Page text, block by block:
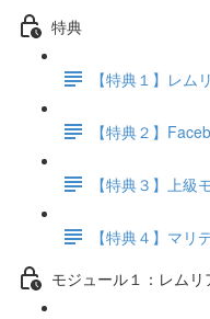
特典
【特典１】レム
【特典２】
【特典３】上級
【特典４】マ
モジュール１：レム